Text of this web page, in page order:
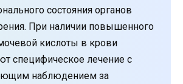
состояния органов
При наличии повышенного
кислоты в крови
специфическое лечение с
наблюдением за